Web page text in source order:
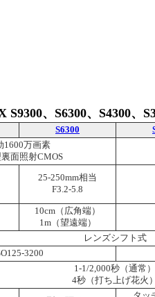
S9300、S6300、S4300、
S6300
1600万画素
面照射CMOS
25-250mm相当
F3.2-5.8
10cm（広角端）
1m（望遠端）
レンズシフト式
3200
1-1/2,000秒（通常）
4秒（打ち上げ花火